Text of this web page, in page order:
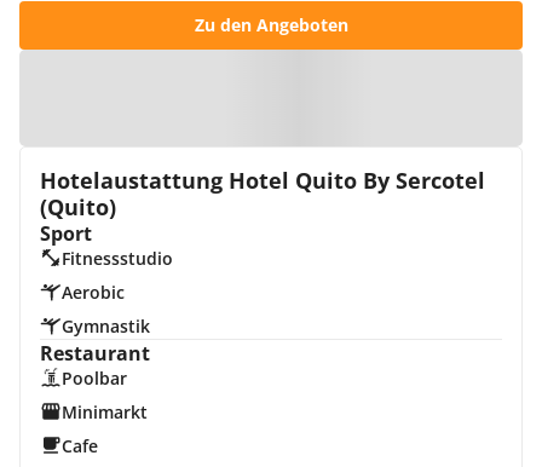
Zu den Angeboten
Hotelaustattung Hotel Quito By Sercotel
(Quito)
Sport
Fitnessstudio
Aerobic
Gymnastik
Restaurant
Poolbar
Minimarkt
Cafe